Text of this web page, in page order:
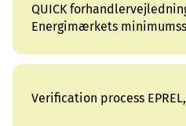
QUICK
Energimærkets
Verification process